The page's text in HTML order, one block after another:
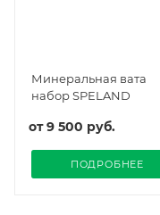
Минеральная вата
набор SPELAND
от9 500 руб.
ПОДРОБНЕЕ